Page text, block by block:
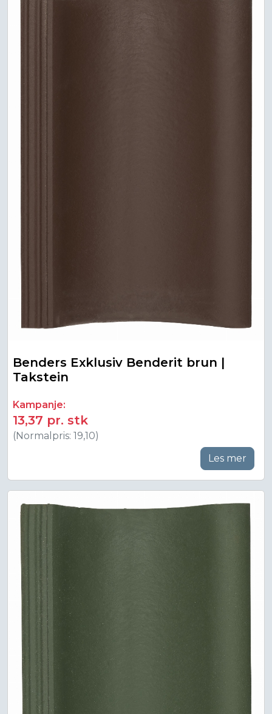
Benders Exklusiv Benderit brun |
Takstein
Kampanje:
13,37 pr. stk
(Normalpris: 19,10)
Les mer